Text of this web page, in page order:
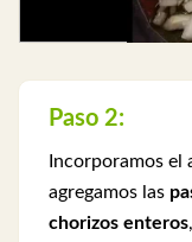
Paso 2:
Incorporamos el
agregamos las
chorizos enteros